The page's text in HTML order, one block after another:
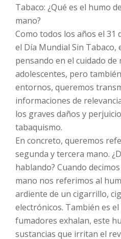
Tabaco: ¿Qué es el humo
mano?
Como todos los años el 31
el Día Mundial Sin Tabaco,
pensando en el cuidado de
adolescentes, pero
entornos, queremos
informaciones de
los graves daños y
tabaquismo.
En concreto, queremos
segunda y tercera mano.
hablando? Cuando
mano nos referimos al
ardiente de un cigarrillo,
electrónicos. También es
fumadores exhalan, este
sustancias que irritan el